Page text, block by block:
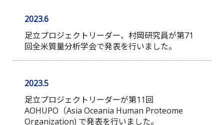
2023.6
足立プロジェクトリーダー、村岡研究員が第71
回全米質量分析学会で発表を行いました。
2023.5
足立プロジェクトリーダーが第11回
AOHUPO（Asia Oceania Human Proteome
Organization) で発表を行いました。